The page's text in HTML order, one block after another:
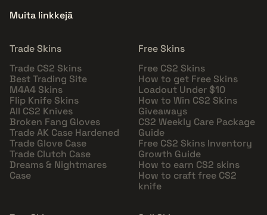
Muita linkkejä
Trade Skins
Trade CS2 Skins
Best Trading Site
M4A4 Skins
Flip Knife Skins
All CS2 Knives
Broken Fang Gloves
Trade AK Case Hardened
Trade Glove Case
Trade Clutch Case
Dreams & Nightmares
Case
Free Skins
Free CS2 Skins
How to get Free Skins
Loadout Under $10
How to Win CS2 Skins
Giveaways
CS2 Weekly Care Package
Guide
Free CS2 Skins Inventory
Growth Guide
How to earn CS2 skins
How to craft free CS2
knife